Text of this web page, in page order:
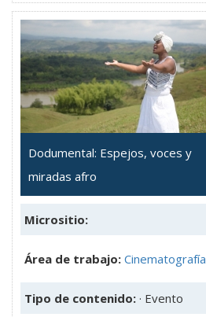
Dodumental: Espejos, voces y
miradas afro
Micrositio:
Área de trabajo: Cinematografía
Tipo de contenido: · Evento